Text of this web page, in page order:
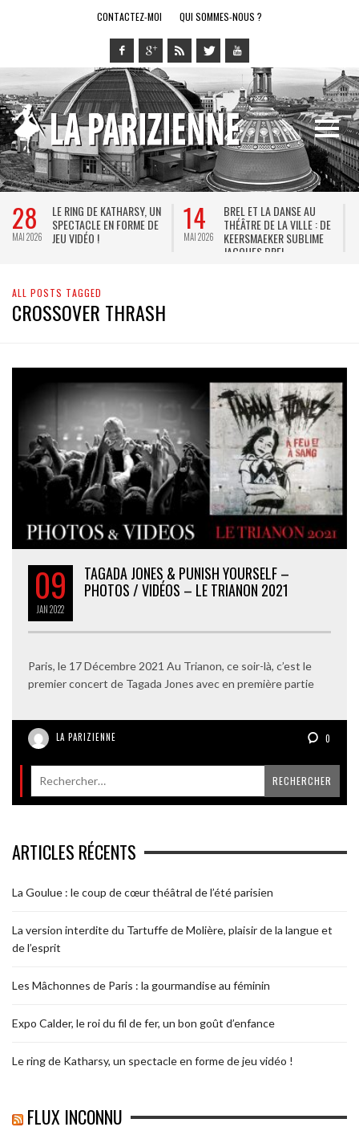
CONTACTEZ-MOI QUI SOMMES-NOUS ?
28
MAI 2026
LE RING DE KATHARSY, UN
SPECTACLE EN FORME DE
JEU VIDÉO !
14
MAI 2026
BREL ET LA DANSE AU
THÉÂTRE DE LA VILLE : DE
KEERSMAEKER SUBLIME
JACQUES BREL
ALL POSTS TAGGED
CROSSOVER THRASH
09
JAN2022
TAGADA JONES & PUNISH YOURSELF –
PHOTOS / VIDÉOS – LE TRIANON 2021
Paris, le 17 Décembre 2021 Au Trianon, ce soir-là, c’est le
premier concert de Tagada Jones avec en première partie
LA PARIZIENNE 0
ARTICLES RÉCENTS
La Goulue : le coup de cœur théâtral de l’été parisien
La version interdite du Tartuffe de Molière, plaisir de la langue et
de l’esprit
Les Mâchonnes de Paris : la gourmandise au féminin
Expo Calder, le roi du fil de fer, un bon goût d’enfance
Le ring de Katharsy, un spectacle en forme de jeu vidéo !
FLUX INCONNU